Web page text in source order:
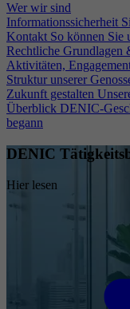
Wer wir sind
Informationssicherheit
Kontakt So können Sie
Rechtliche Grundlagen
Aktivitäten,
Struktur unserer
Zukunft gestalten
Überblick DENIC-
begann
DENIC
Hier lesen